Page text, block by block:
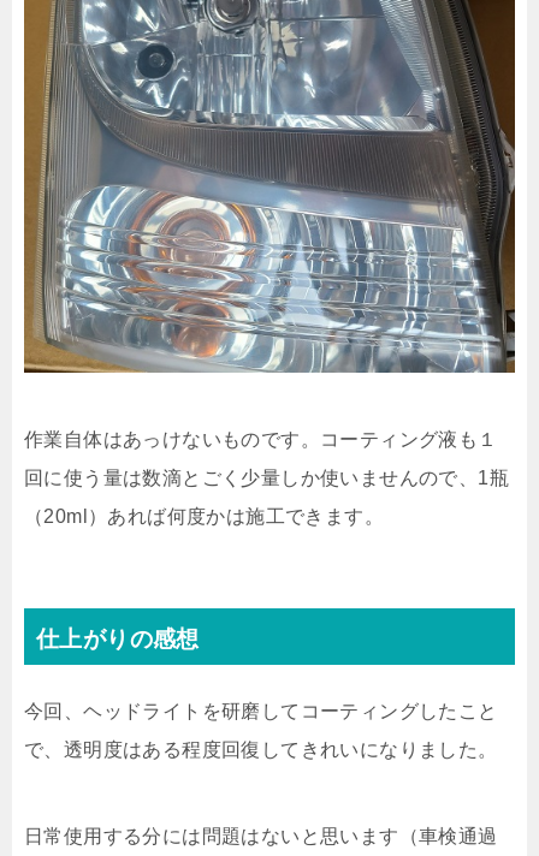
作業自体はあっけないものです。コーティング液も１
回に使う量は数滴とごく少量しか使いませんので、1瓶
（20ml）あれば何度かは施工できます。
仕上がりの感想
今回、ヘッドライトを研磨してコーティングしたこと
で、透明度はある程度回復してきれいになりました。
日常使用する分には問題はないと思います（車検通過